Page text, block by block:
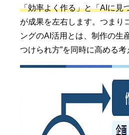
「効率よく作る」と「AIに見
が成果を左右します。つまり
ングのAI活用とは、制作の生
つけられ方”を同時に高める考